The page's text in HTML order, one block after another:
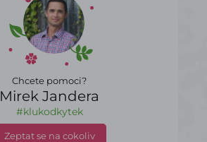
Chcete pomoci?
Mirek Jandera
#klukodkytek
Zeptat se na cokoliv